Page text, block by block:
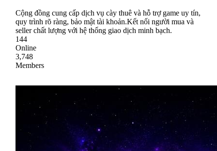
Cộng đồng cung cấp dịch vụ cày thuê và hỗ trợ game uy tín,
quy trình rõ ràng, bảo mật tài khoản.Kết nối người mua và
seller chất lượng với hệ thống giao dịch minh bạch.
144
Online
3,748
Members